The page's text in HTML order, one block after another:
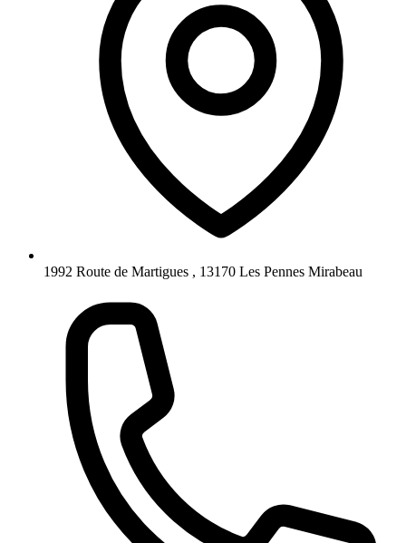
1992 Route de Martigues , 13170 Les Pennes Mirabeau